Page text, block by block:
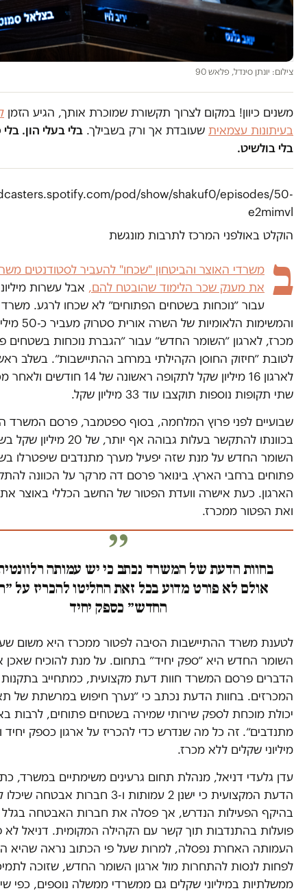
צילום: יונתן סינדל, פלאש 90
משנים כיוון! במקום לצרוך תקשורת שמוכרת אותך, הגיע הזמן
בעיתונות עצמאית שעובדת אך ורק בשבילך. בלי בעלי הון.
בלי בולשיט.
pod/show/shakuf0/episodes/50-
e2mimvl
הוקלט באולפני המרכז לתרבות מונגשת
ב משרדי האוצר והביטחון "שכחו" להעביר לסטודנטים
את מענק שכר הלימוד שהובטח להם, אבל עשרות
עבור ״נוכחות בשטחים הפתוחים״ לא שכחו לרגע.
והמשימות
מכרז, לארגון ״השומר החדש״ עבור ״הגברת נוכחות בשטחים
לטובת ״חיזוק החוסן הקהילתי במרחב ההתיישבות״. בשלב
לארגון 16 מיליון שקל לתקופה ראשונה של 14
שתי תקופות נוספות תוקצבו עוד 33 מיליון שקל.
שבועיים לפני פרוץ המלחמה, בסוף ספטמבר, פרסם המשרד
בכוונתו להתקשר בעלות גבוהה אף יותר,
השומר החדש על מנת שזה יפעיל מערך מתנדבים שיפטרלו
פתוחים ברחבי הארץ. בינואר פרסם דה מרקר על הכוונה
הארגון. כעת אישרה וועדת הפטור של החשב הכללי באוצר
ואת הפטור ממכרז.
בחוות הדעת של המשרד נכתב כי יש עמותה
אולם לא פורט מדוע בכל זאת החליטו להכריז על
החדש״ כספק יחיד
לטענת משרד ההתיישבות הסיבה לפטור ממכרז היא משום
השומר החדש היא ״ספק יחיד״ בתחום. על מנת להוכיח שאכן
הדברים פרסם המשרד חוות דעת מקצועית, כמתחייב
המכרזים. בחוות הדעת נכתב כי ״נערך חיפוש במרשתת של
יכולת מוכחת לספק שירותי שמירה בשטחים פתוחים, לרבות
מתנדבים״. זה כל מה שנדרש כדי להכריז על ארגון כספק יחיד
מיליוני שקלים ללא מכרז.
עדן גלעדי דניאל, מנהלת תחום גרעינים משימתיים במשרד,
הדעת המקצועית כי ישנן 2 עמותות ו-3 חברות
בהיקף הפעילות הנדרש, אך פסלה את חברות האבטחה
פועלות בהתנדבות תוך קשר עם הקהילה המקומית. דניאל
העמותה האחרת נפסלה, למרות שעל פי הכתוב נראה שהיא
לפחות לנסות להתחרות מול ארגון השומר החדש, שזוכה
ממשלתיות במיליוני שקלים גם ממשרדי ממשלה נוספים, כפי